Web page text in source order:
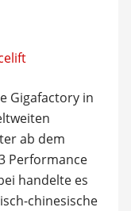
Gigafactory in
ab dem
Performance
handelte es
chinesische